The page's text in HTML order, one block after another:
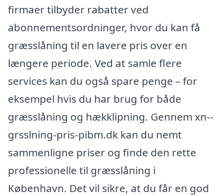
firmaer tilbyder rabatter ved
abonnementsordninger, hvor du kan få
græsslåning til en lavere pris over en
længere periode. Ved at samle flere
services kan du også spare penge – for
eksempel hvis du har brug for både
græsslåning og hækklipning. Gennem xn--
grsslning-pris-pibm.dk kan du nemt
sammenligne priser og finde den rette
professionelle til græsslåning i
København. Det vil sikre, at du får en god